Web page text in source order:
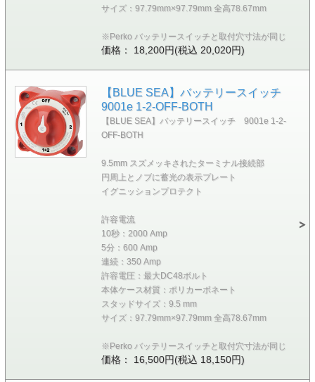
サイズ：97.79mm×97.79mm 全高78.67mm
※Perko バッテリースイッチと取付穴寸法が同じ
価格： 18,200円(税込 20,020円)
【BLUE SEA】バッテリースイッチ
9001e 1-2-OFF-BOTH
【BLUE SEA】バッテリースイッチ 9001e 1-2-
OFF-BOTH
9.5mm スズメッキされたターミナル接続部
円周上とノブに蓄光の表示プレート
イグニッションプロテクト
許容電流
10秒：2000 Amp
5分：600 Amp
連続：350 Amp
許容電圧：最大DC48ボルト
本体ケース材質：ポリカーボネート
スタッドサイズ：9.5 mm
サイズ：97.79mm×97.79mm 全高78.67mm
※Perko バッテリースイッチと取付穴寸法が同じ
価格： 16,500円(税込 18,150円)